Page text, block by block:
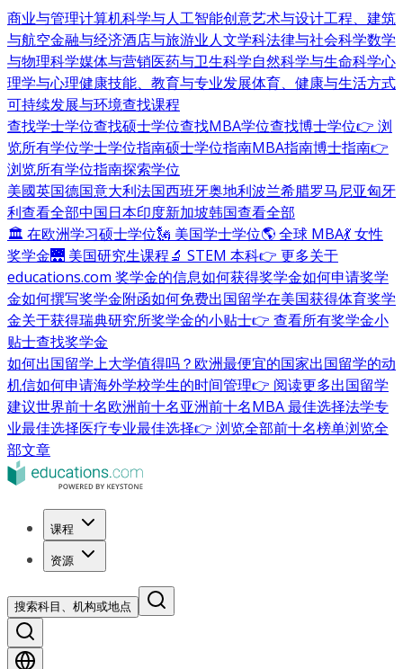
商业与管理计算机科学与人工智能创意艺术与设计工程、建筑
与航空金融与经济酒店与旅游业人文学科法律与社会科学数学
与物理科学媒体与营销医药与卫生科学自然科学与生命科学心
理学与心理健康技能、教育与专业发展体育、健康与生活方式
可持续发展与环境查找课程
查找学士学位查找硕士学位查找MBA学位查找博士学位👉 浏
览所有学位学士学位指南硕士学位指南MBA指南博士指南👉
浏览所有学位指南探索学位
美國英国德国意大利法国西班牙奥地利波兰希腊罗马尼亚匈牙
利查看全部中国日本印度新加坡韩国查看全部
🏛 在欧洲学习硕士学位🗽 美国学士学位🌎 全球 MBA💃 女性
奖学金🌉 美国研究生课程🔬 STEM 本科👉 更多关于
educations.com 奖学金的信息如何获得奖学金如何申请奖学
金如何撰写奖学金附函如何免费出国留学在美国获得体育奖学
金关于获得瑞典研究所奖学金的小贴士👉 查看所有奖学金小
贴士查找奖学金
如何出国留学上大学值得吗？ 欧洲最便宜的国家出国留学的动
机信如何申请海外学校学生的时间管理👉 阅读更多出国留学
建议世界前十名欧洲前十名亚洲前十名MBA 最佳选择法学专
业最佳选择医疗专业最佳选择👉 浏览全部前十名榜单浏览全
部文章
课程
资源
搜索科目、机构或地点